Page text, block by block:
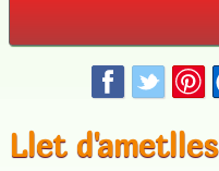
Llet d'ametlles